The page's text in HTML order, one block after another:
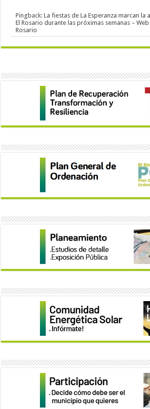
Pingback:La fiestas de La Esperanza marcan la
El Rosario durante las próximas semanas –
Rosario